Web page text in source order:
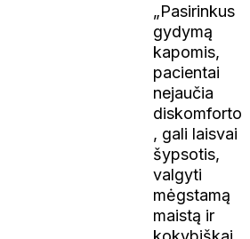
„Pasirinkus
gydymą
kapomis,
pacientai
nejaučia
diskomforto
, gali laisvai
šypsotis,
valgyti
mėgstamą
maistą ir